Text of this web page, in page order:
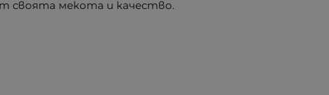
своята мекота и качество.